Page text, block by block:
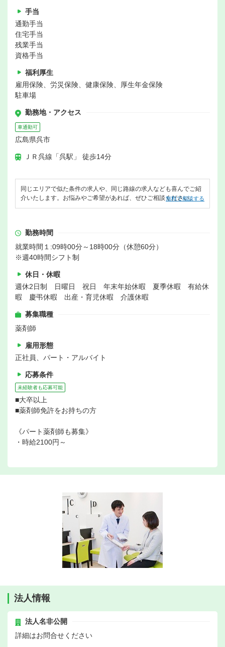
手当
通勤手当
住宅手当
残業手当
資格手当
福利厚生
雇用保険、労災保険、健康保険、厚生年金保険
駐車場
勤務地・アクセス
車通勤可
広島県呉市
ＪＲ呉線「呉駅」 徒歩14分
同じエリアで似た条件の求人や、同じ路線の求人なども喜んでご紹
介いたします。お悩みやご希望があれば、ぜひご相談ください。
無料で相談する
勤務時間
就業時間１:09時00分～18時00分（休憩60分）
※週40時間シフト制
休日・休暇
週休2日制 日曜日 祝日 年末年始休暇 夏季休暇 有給休
暇 慶弔休暇 出産・育児休暇 介護休暇
募集職種
薬剤師
雇用形態
正社員、パート・アルバイト
応募条件
未経験者も応募可能
■大卒以上
■薬剤師免許をお持ちの方
《パート薬剤師も募集》
・時給2100円～
法人情報
法人名非公開
詳細はお問合せください